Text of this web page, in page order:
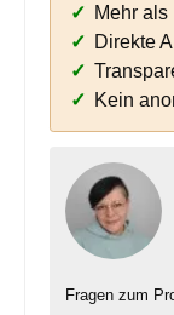
Mehr
Direkte
Kein
Fragen zum